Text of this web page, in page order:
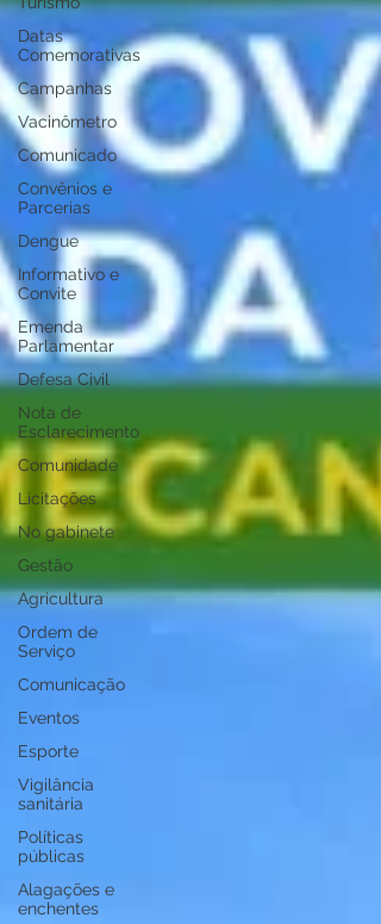
Datas
Comemorativas
Campanhas
Vacinômetro
Comunicado
Convênios e
Parcerias
Dengue
Informativo e
Convite
Emenda
Parlamentar
Defesa Civil
Nota de
Esclarecimento
Comunidade
Licitações
No gabinete
Gestão
Agricultura
Ordem de
Serviço
Comunicação
Eventos
Esporte
Vigilância
sanitária
Políticas
públicas
Alagações e
enchentes